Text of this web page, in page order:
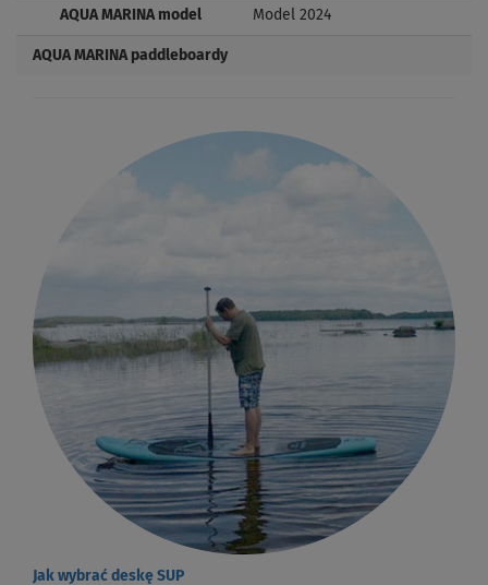
AQUA MARINA model Model 2024
AQUA MARINA paddleboardy
Jak wybrać deskę SUP